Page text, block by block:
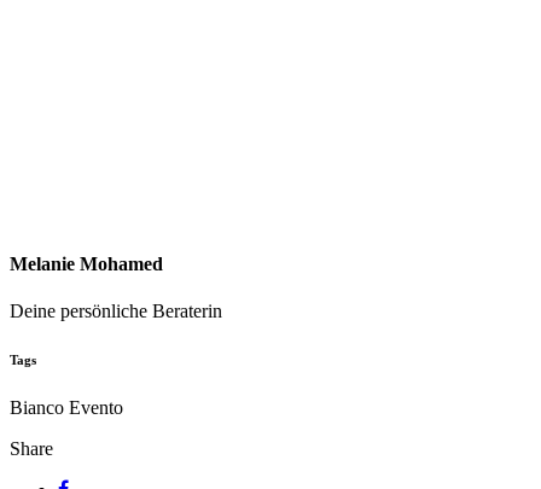
Melanie Mohamed
Deine persönliche Beraterin
Tags
Bianco Evento
Share